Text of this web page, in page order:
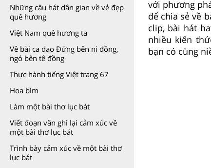
Những câu hát dân gian về vẻ đẹp
quê hương
Việt Nam quê hương ta
Về bài ca dao Đứng bên ni đồng,
ngó bên tê đồng
Thực hành tiếng Việt trang 67
Hoa bìm
Làm một bài thơ lục bát
Viết đoạn văn ghi lại cảm xúc về
một bài thơ lục bát
Trình bày cảm xúc về một bài thơ
lục bát
với phương
để chia sẻ về
clip, bài hát
nhiều kiến
bạn có cùng